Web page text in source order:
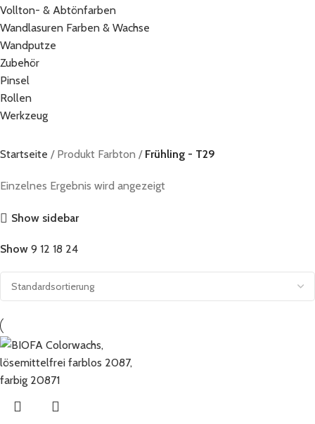
Vollton- & Abtönfarben
Wandlasuren Farben & Wachse
Wandputze
Zubehör
Pinsel
Rollen
Werkzeug
Startseite Produkt Farbton Frühling - T29
Einzelnes Ergebnis wird angezeigt
Show sidebar
Show 9 12 18 24